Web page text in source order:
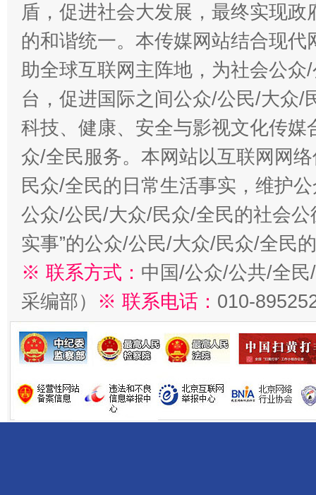
盾，促进社会大发展，最终实现
的和谐统一。本传媒网站结合现
助全球互联网主阵地，为社会公
台，促进国际之间公众/公民/大众/
科技、健康、安全与影视文化传
众/全民服务。本网站以互联网网
民众/全民的日常生活事实，维护
公众/公民/大众/民众/全民的社会公
实事”的公众/公民/大众/民众/全民
※ 联系方式： 中国/公众/公共/全
采编部） ※ 联系电话： 010-